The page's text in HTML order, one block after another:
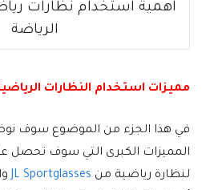
اهمية استخدام نظارات
الرياضة
مميزات استخدام النظارات
في هذا الجزء من الموضوع سوف
المميزات الكبرى التي سوف تحصل
لنظارة رياضية من JL Sportglasses